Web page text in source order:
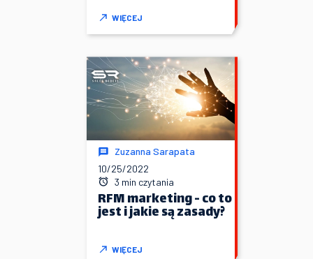
WIĘCEJ
Zuzanna Sarapata
10/25/2022
3 min czytania
RFM marketing - co to
jest i jakie są zasady?
WIĘCEJ